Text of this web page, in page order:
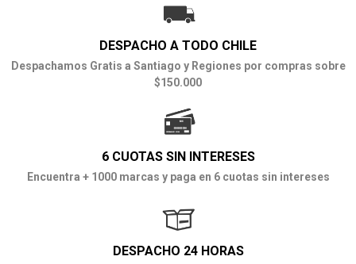
DESPACHO A TODO CHILE
Despachamos Gratis a Santiago y Regiones por compras sobre
$150.000
6 CUOTAS SIN INTERESES
Encuentra + 1000 marcas y paga en 6 cuotas sin intereses
DESPACHO 24 HORAS